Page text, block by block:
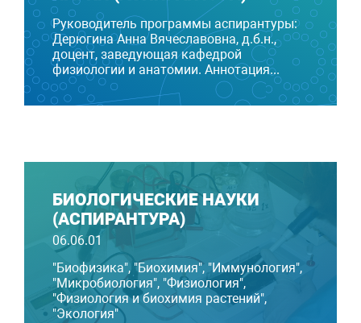
Руководитель программы аспирантуры:
Дерюгина Анна Вячеславовна, д.б.н.,
доцент, заведующая кафедрой
физиологии и анатомии. Аннотация...
БИОЛОГИЧЕСКИЕ НАУКИ
(АСПИРАНТУРА)
06.06.01
"Биофизика", "Биохимия", "Иммунология",
"Микробиология", "Физиология",
"Физиология и биохимия растений",
"Экология"